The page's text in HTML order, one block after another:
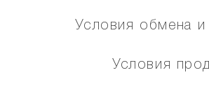
Условия обмена и
Условия